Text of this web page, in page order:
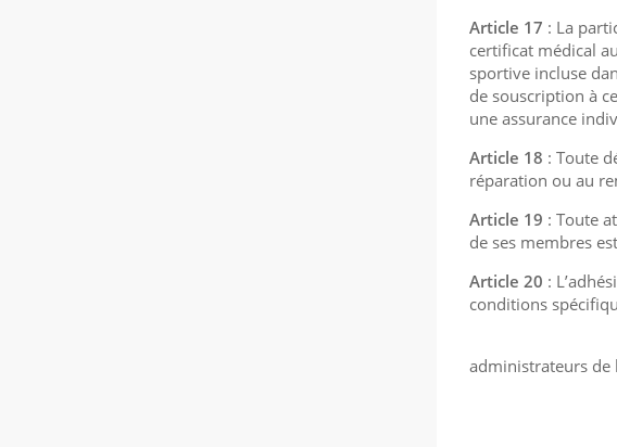
Article 17 : La
certificat médical
sportive incluse
de souscription à
une assurance
Article 18 : Toute
réparation ou au
Article 19 : Toute
de ses membres
Article 20 :
conditions
administrateurs de